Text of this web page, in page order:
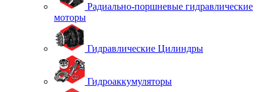
Радиально-поршневые гидравлические
моторы
Гидравлические Цилиндры
Гидроаккумуляторы